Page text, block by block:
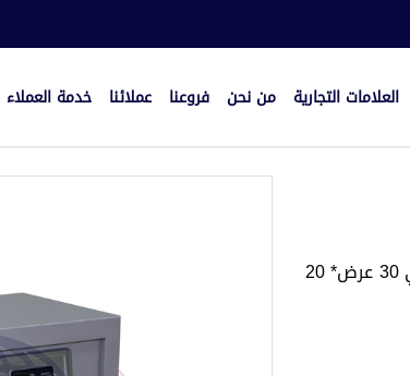
العلامات التجارية من نحن فروعنا عملائنا خدمة العملاء
خزينة غرف ديجيتال و كالون و2 مسمار للتثبيت ف الحائط مقاس خارجي 30 عرض* 20